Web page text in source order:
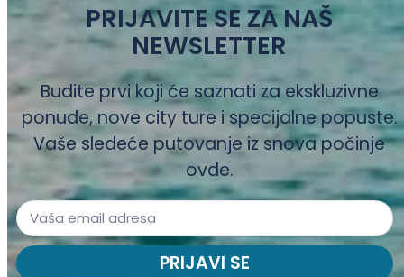
PRIJAVITE SE ZA NAŠ
NEWSLETTER
Budite prvi koji će saznati za ekskluzivne
ponude, nove city ture i specijalne popuste.
Vaše sledeće putovanje iz snova počinje
ovde.
PRIJAVI SE